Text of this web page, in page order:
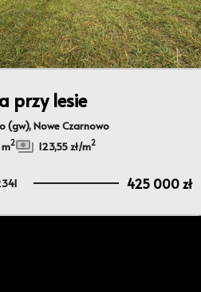
przy lesie
(gw), Nowe Czarnowo
2 123,55 zł/m2
425 000 zł